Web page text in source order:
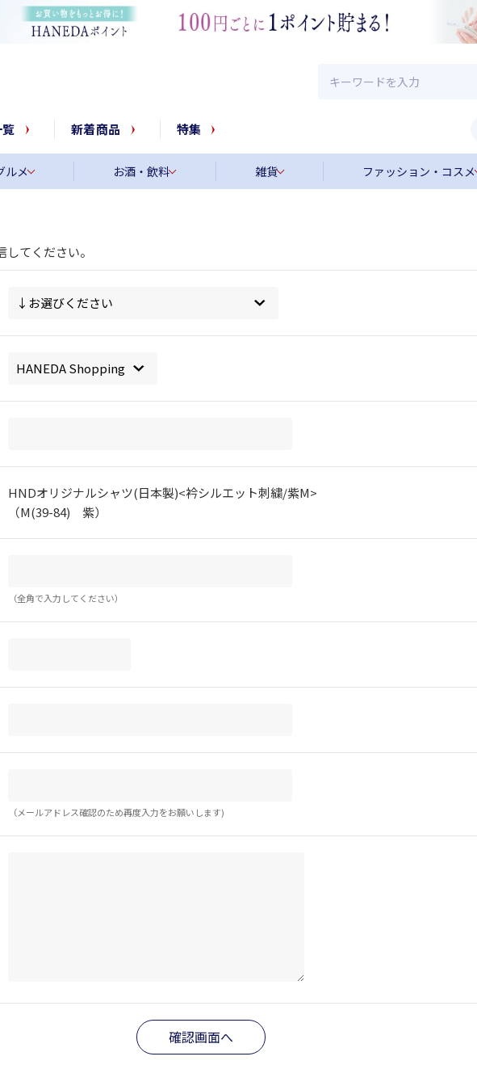
新着商品 特集
ルメ お酒・飲料 雑貨 ファッション・コスメ
てください。
HNDオリジナルシャツ(日本製)<衿シルエット刺繍/紫M>
（M(39-84) 紫）
（全角で入力してください）
（メールアドレス確認のため再度入力をお願いします)